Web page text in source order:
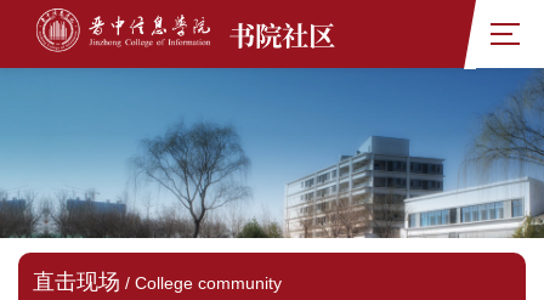
书院社区
直击现场 / College community